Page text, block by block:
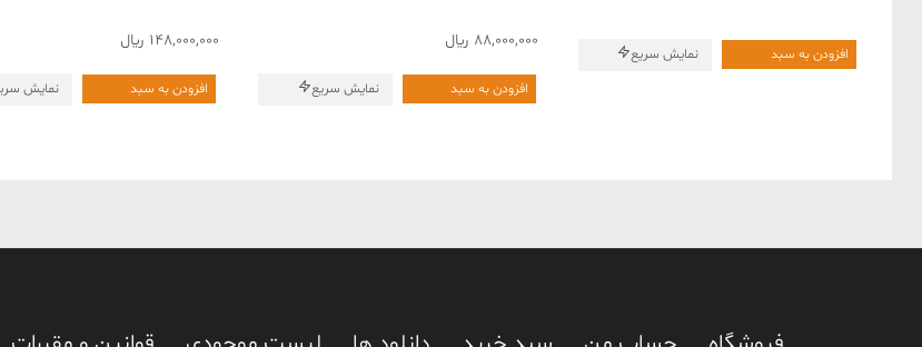
افزودن به سبد نمایش سریع
88,000,000 ﷼
افزودن به سبد نمایش سریع
148,000,000 ﷼
افزودن به سبد نمایش